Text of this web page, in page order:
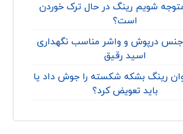
شویم رینگ در حال ترک خوردن
است؟
جنس درپوش و واشر مناسب نگهداری
اسید رقیق
رینگ بشکه شکسته را جوش داد یا
باید تعویض کرد؟